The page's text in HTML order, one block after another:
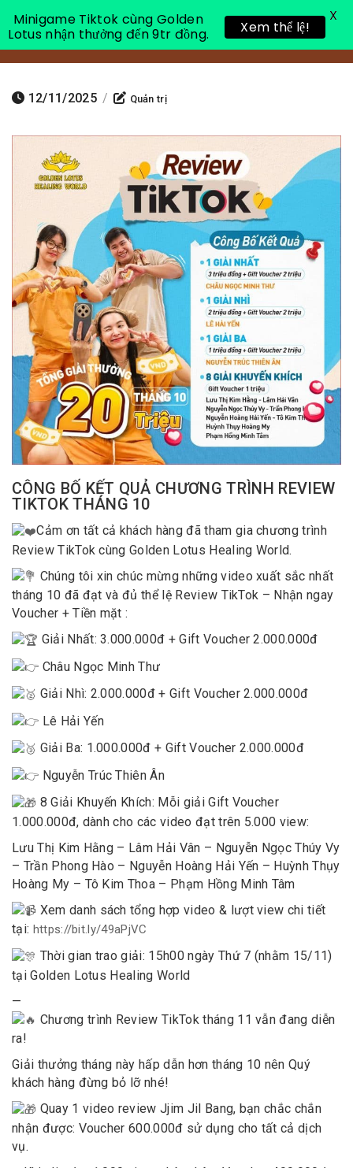
Toggle
12/11/2025 / Quản trị
CÔNG BỐ KẾT QUẢ CHƯƠNG TRÌNH REVIEW
TIKTOK THÁNG 10
Cảm ơn tất cả khách hàng đã tham gia chương trình
Review TikTok cùng Golden Lotus Healing World.
Chúng tôi xin chúc mừng những video xuất sắc nhất
tháng 10 đã đạt và đủ thể lệ Review TikTok – Nhận ngay
Voucher + Tiền mặt :
Giải Nhất: 3.000.000đ + Gift Voucher 2.000.000đ
Châu Ngọc Minh Thư
Giải Nhì: 2.000.000đ + Gift Voucher 2.000.000đ
Lê Hải Yến
Giải Ba: 1.000.000đ + Gift Voucher 2.000.000đ
Nguyễn Trúc Thiên Ân
8 Giải Khuyến Khích: Mỗi giải Gift Voucher
1.000.000đ, dành cho các video đạt trên 5.000 view:
Lưu Thị Kim Hằng – Lâm Hải Vân – Nguyễn Ngọc Thúy Vy
– Trần Phong Hào – Nguyễn Hoàng Hải Yến – Huỳnh Thụy
Hoàng My – Tô Kim Thoa – Phạm Hồng Minh Tâm
Xem danh sách tổng hợp video & lượt view chi tiết
tại: https://bit.ly/49aPjVC
Thời gian trao giải: 15h00 ngày Thứ 7 (nhằm 15/11)
tại Golden Lotus Healing World
—
Chương trình Review TikTok tháng 11 vẫn đang diễn
ra!
Giải thưởng tháng này hấp dẫn hơn tháng 10 nên Quý
khách hàng đừng bỏ lỡ nhé!
Quay 1 video review Jjim Jil Bang, bạn chắc chắn
nhận được: Voucher 600.000đ sử dụng cho tất cả dịch
vụ.
Minigame Tiktok cùng Golden
Lotus nhận thưởng đến 9tr đồng.
Xem thể lệ!
X